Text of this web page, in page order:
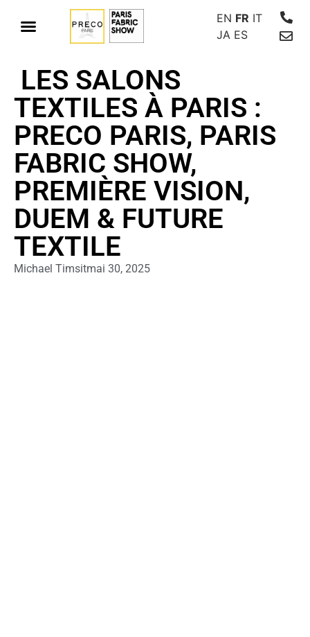
EN FR IT
JA ES
LES SALONS
TEXTILES À PARIS :
PRECO PARIS, PARIS
FABRIC SHOW,
PREMIÈRE VISION,
DUEM & FUTURE
TEXTILE
Michael Timsitmai 30, 2025